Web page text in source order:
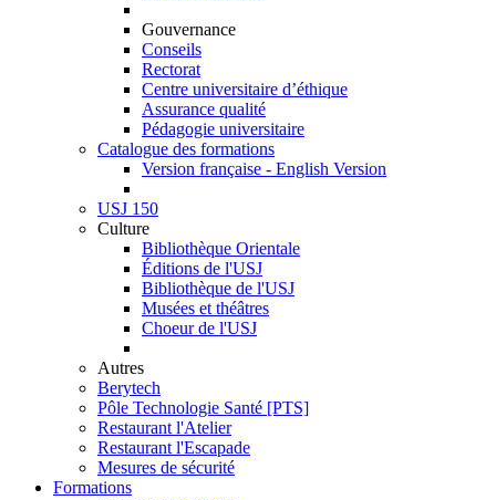
Gouvernance
Conseils
Rectorat
Centre universitaire d’éthique
Assurance qualité
Pédagogie universitaire
Catalogue des formations
Version française - English Version
USJ 150
Culture
Bibliothèque Orientale
Éditions de l'USJ
Bibliothèque de l'USJ
Musées et théâtres
Choeur de l'USJ
Autres
Berytech
Pôle Technologie Santé [PTS]
Restaurant l'Atelier
Restaurant l'Escapade
Mesures de sécurité
Formations